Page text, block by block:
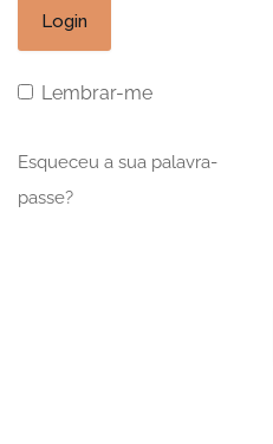
Lembrar-me
Esqueceu a sua palavra-
passe?